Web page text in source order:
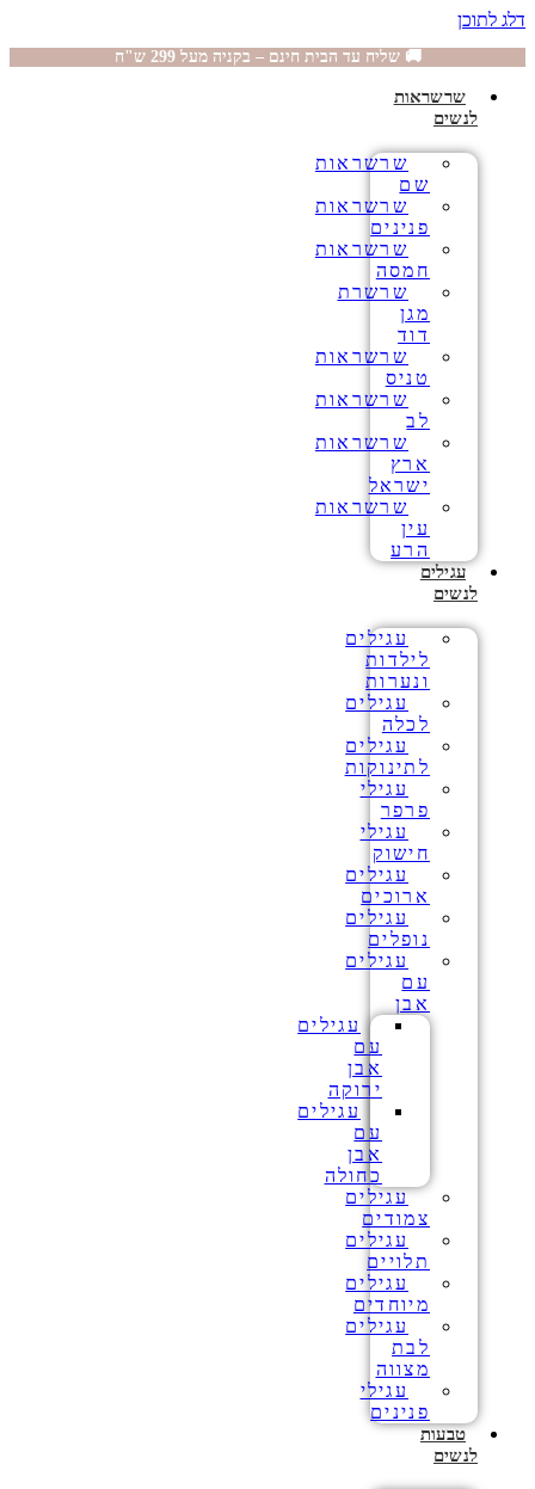
דלג לתוכן
🚚 שליח עד הבית חינם – בקניה מעל 299 ש"ח
שרשראות
לנשים
שרשראות
שם
שרשראות
פנינים
שרשראות
חמסה
שרשרת
מגן
דוד
שרשראות
טניס
שרשראות
לב
שרשראות
ארץ
ישראל
שרשראות
עין
הרע
עגילים
לנשים
עגילים
לילדות
ונערות
עגילים
לכלה
עגילים
לתינוקות
עגילי
פרפר
עגילי
חישוק
עגילים
ארוכים
עגילים
נופלים
עגילים
עם
אבן
עגילים
עם
אבן
ירוקה
עגילים
עם
אבן
כחולה
עגילים
צמודים
עגילים
תלויים
עגילים
מיוחדים
עגילים
לבת
מצווה
עגילי
פנינים
טבעות
לנשים